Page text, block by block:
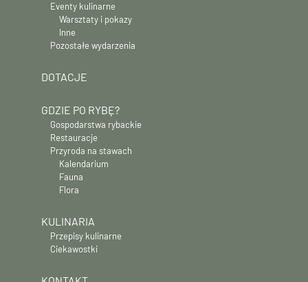
Eventy kulinarne
Warsztaty i pokazy
Inne
Pozostałe wydarzenia
DOTACJE
GDZIE PO RYBĘ?
Gospodarstwa rybackie
Restauracje
Przyroda na stawach
Kalendarium
Fauna
Flora
KULINARIA
Przepisy kulinarne
Ciekawostki